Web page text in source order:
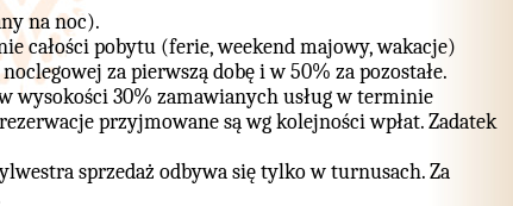
na noc).
całości pobytu (ferie, weekend majowy, wakacje)
za pierwszą dobę i w 50% za pozostałe.
wysokości 30% zamawianych usług w terminie
przyjmowane są wg kolejności wpłat. Zadatek
sprzedaż odbywa się tylko w turnusach. Za